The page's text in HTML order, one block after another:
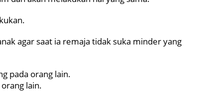
agar saat ia remaja tidak suka minder yang
pada orang lain.
lain.